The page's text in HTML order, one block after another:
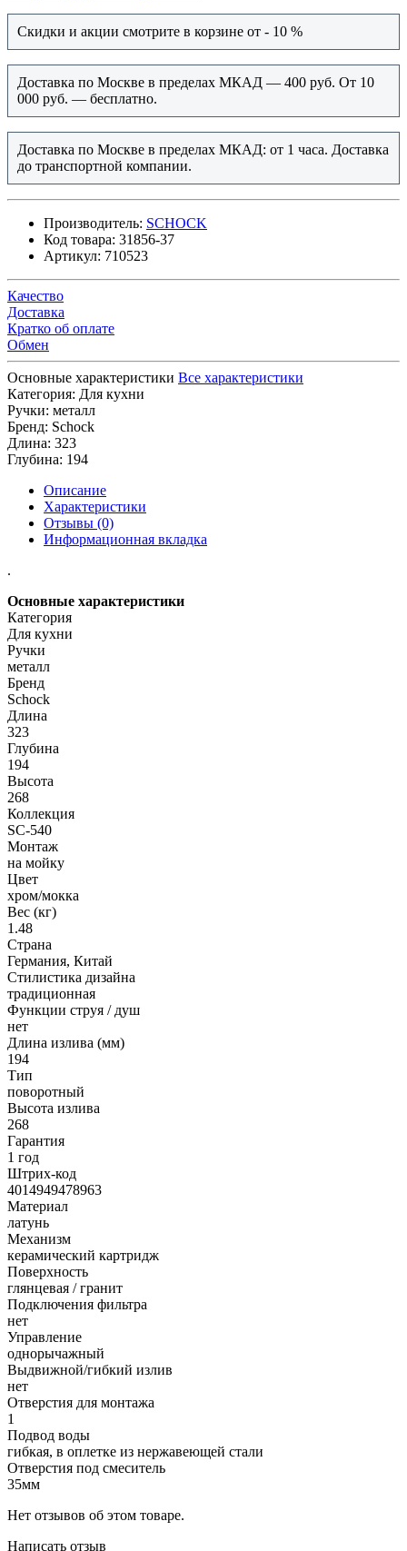
Скидки и акции смотрите в корзине от - 10 %
Доставка по Москве в пределах МКАД — 400 руб. От 10
000 руб. — бесплатно.
Доставка по Москве в пределах МКАД: от 1 часа. Доставка
до транспортной компании.
Производитель: SCHOCK
Код товара: 31856-37
Артикул: 710523
Качество
Доставка
Кратко об оплате
Обмен
Основные характеристики Все характеристики
Категория: Для кухни
Ручки: металл
Бренд: Schock
Длина: 323
Глубина: 194
Описание
Характеристики
Отзывы (0)
Информационная вкладка
.
Основные характеристики
Категория
Для кухни
Ручки
металл
Бренд
Schock
Длина
323
Глубина
194
Высота
268
Коллекция
SC-540
Монтаж
на мойку
Цвет
хром/мокка
Вес (кг)
1.48
Страна
Германия, Китай
Стилистика дизайна
традиционная
Функции струя / душ
нет
Длина излива (мм)
194
Тип
поворотный
Высота излива
268
Гарантия
1 год
Штрих-код
4014949478963
Материал
латунь
Механизм
керамический картридж
Поверхность
глянцевая / гранит
Подключения фильтра
нет
Управление
однорычажный
Выдвижной/гибкий излив
нет
Отверстия для монтажа
1
Подвод воды
гибкая, в оплетке из нержавеющей стали
Отверстия под смеситель
35мм
Нет отзывов об этом товаре.
Написать отзыв